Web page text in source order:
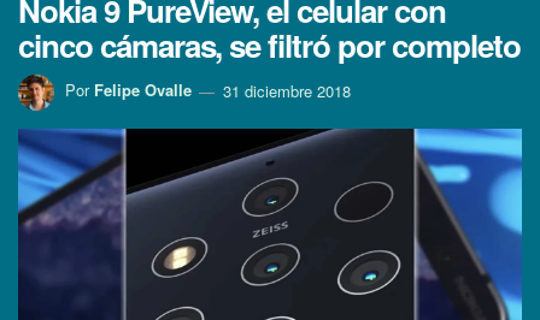
Nokia 9 PureView, el celular con
cinco cámaras, se filtró por completo
Por Felipe Ovalle 31 diciembre 2018